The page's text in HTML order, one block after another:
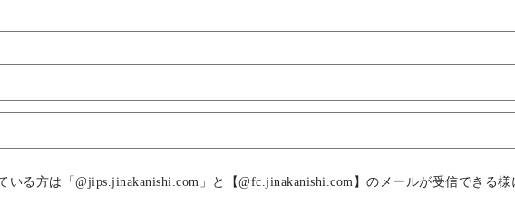
いる方は「@jips.jinakanishi.com」と【@fc.jinakanishi.com】のメールが受信できる様